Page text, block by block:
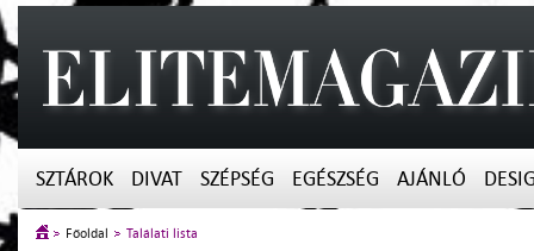
SZTÁROK DIVAT SZÉPSÉG EGÉSZSÉG AJÁNLÓ
Főoldal Találati lista